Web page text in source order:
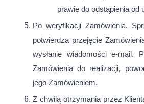
prawie do odstąpienia od
Po weryfikacji Zamówienia,
potwierdza przejęcie
wysłanie wiadomości e-mail.
Zamówienia do realizacji,
jego Zamówieniem.
Z chwilą otrzymania przez